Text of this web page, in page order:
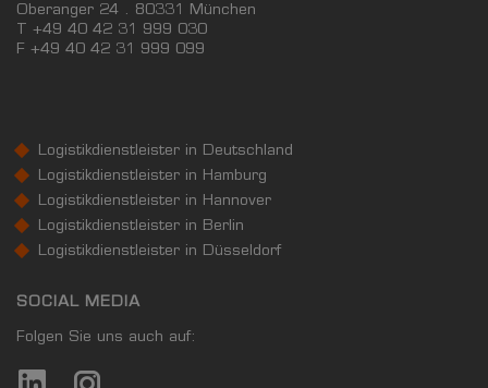
Oberanger 24 . 80331 München
T +49 40 42 31 999 030
F +49 40 42 31 999 099
Logistikdienstleister in Deutschland
Logistikdienstleister in Hamburg
Logistikdienstleister in Hannover
Logistikdienstleister in Berlin
Logistikdienstleister in Düsseldorf
SOCIAL MEDIA
Folgen Sie uns auch auf: